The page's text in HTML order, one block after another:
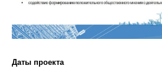
Даты проекта